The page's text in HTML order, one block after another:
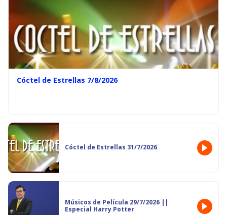
Cóctel de Estrellas 7/8/2026
Cóctel de Estrellas 31/7/2026
Músicos de Película 29/7/2026 ||
Especial Harry Potter